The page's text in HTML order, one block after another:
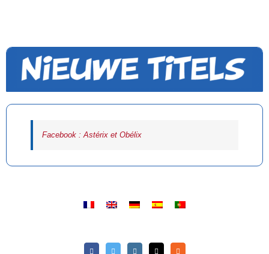
Facebook : Astérix et Obélix